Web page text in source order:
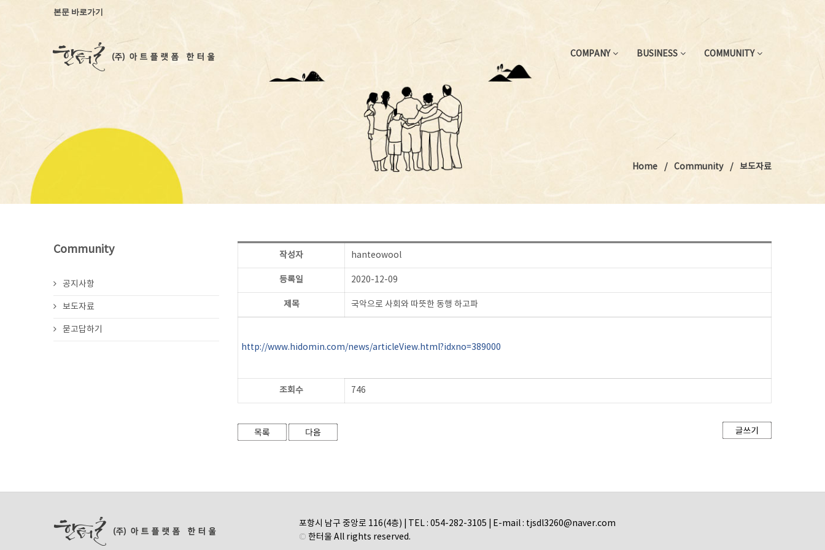
본문 바로가기
COMPANY BUSINESS COMMUNITY
Home Community 보도자료
작성자 hanteowool
등록일 2020-12-09
제목 국악으로 사회와 따뜻한 동행 하고파
http://www.hidomin.com/news/articleView.html?idxno=389000
조회수 746
Community
공지사항
보도자료
묻고답하기
포항시 남구 중앙로 116(4층) | TEL : 054-282-3105 | E-mail : tjsdl3260@naver.com
© 한터울 All rights reserved.